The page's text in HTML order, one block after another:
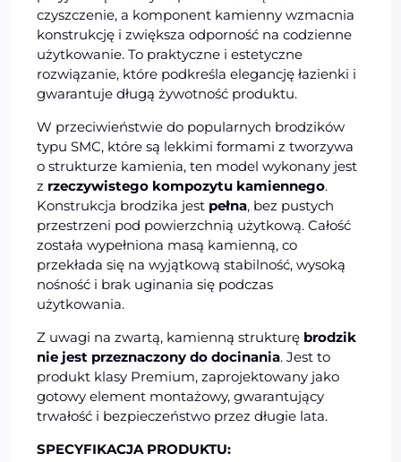
czyszczenie, a komponent kamienny wzmacnia
konstrukcję i zwiększa odporność na codzienne
użytkowanie. To praktyczne i estetyczne
rozwiązanie, które podkreśla elegancję łazienki i
gwarantuje długą żywotność produktu.
W przeciwieństwie do popularnych brodzików
typu SMC, które są lekkimi formami z tworzywa
o strukturze kamienia, ten model wykonany jest
z rzeczywistego kompozytu kamiennego.
Konstrukcja brodzika jest pełna, bez pustych
przestrzeni pod powierzchnią użytkową. Całość
została wypełniona masą kamienną, co
przekłada się na wyjątkową stabilność, wysoką
nośność i brak uginania się podczas
użytkowania.
Z uwagi na zwartą, kamienną strukturę brodzik
nie jest przeznaczony do docinania. Jest to
produkt klasy Premium, zaprojektowany jako
gotowy element montażowy, gwarantujący
trwałość i bezpieczeństwo przez długie lata.
SPECYFIKACJA PRODUKTU: